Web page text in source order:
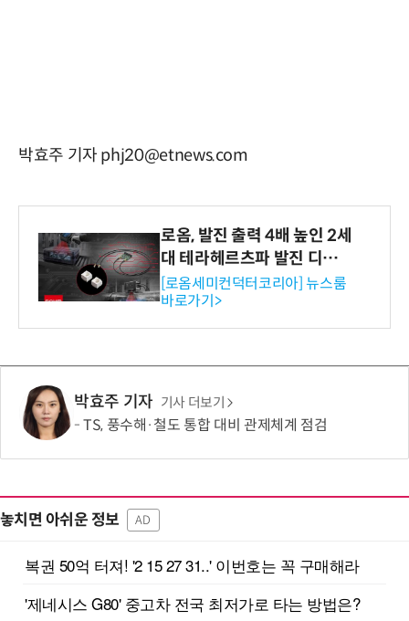
박효주 기자 phj20@etnews.com
로옴, 발진 출력 4배 높인 2세
대 테라헤르츠파 발진 디바이
스 개발
[로옴세미컨덕터코리아] 뉴스룸
바로가기>
박효주 기자 기사 더보기
TS, 풍수해·철도 통합 대비 관제체계 점검
놓치면 아쉬운 정보 AD